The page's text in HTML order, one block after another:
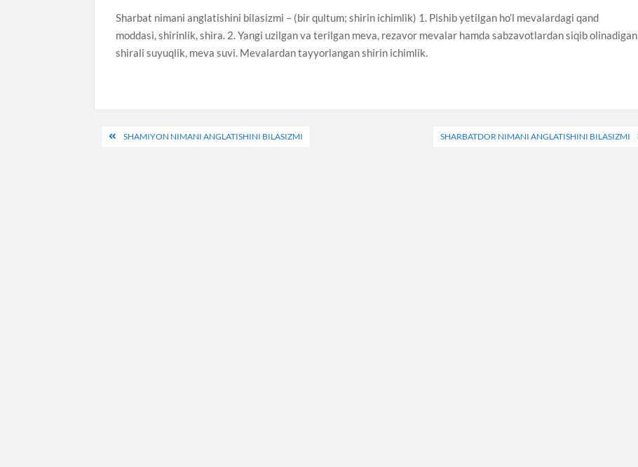
Sharbat nimani anglatishini bilasizmi – (bir qultum; shirin ichimlik) 1. Pishib yetilgan ho’l mevalardagi qand
moddasi, shirinlik, shira. 2. Yangi uzilgan va terilgan meva, rezavor mevalar hamda sabzavotlardan siqib olinadigan
shirali suyuqlik, meva suvi. Mevalardan tayyorlangan shirin ichimlik.
PostSHAMIYON NIMANI ANGLATISHINI BILASIZMI SHARBATDOR NIMANI ANGLATISHINI BILASIZMI